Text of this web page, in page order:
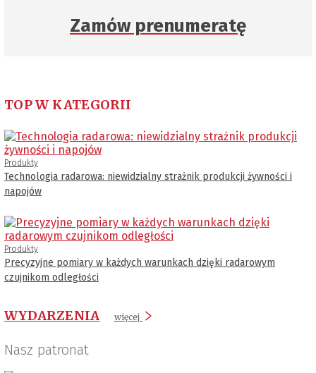
Zamów prenumeratę
TOP W KATEGORII
Produkty
Technologia radarowa: niewidzialny strażnik produkcji żywności i
napojów
Produkty
Precyzyjne pomiary w każdych warunkach dzięki radarowym
czujnikom odległości
WYDARZENIA więcej
Nasz patronat